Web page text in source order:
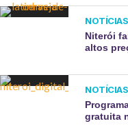
NOTÍCIAS
Niterói
altos
NOTÍCIAS
gratuita